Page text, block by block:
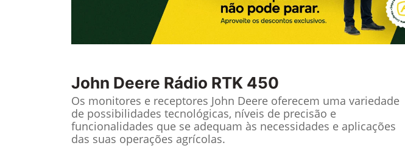
John Deere Rádio RTK 450
Os monitores e receptores John Deere oferecem uma variedade
de possibilidades tecnológicas, níveis de precisão e
funcionalidades que se adequam às necessidades e aplicações
das suas operações agrícolas.